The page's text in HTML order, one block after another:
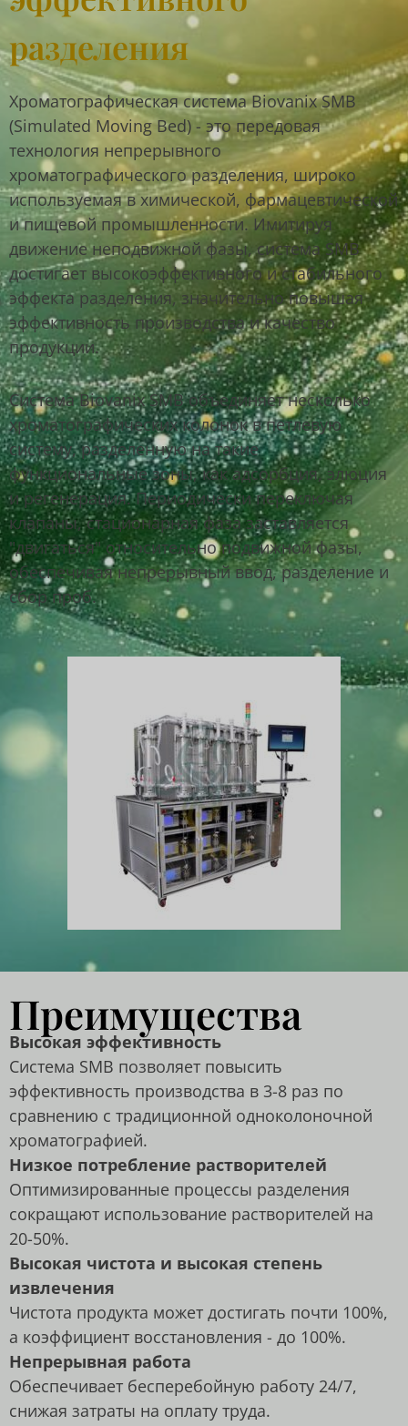
разделения
Хроматографическая система Biovanix SMB
(Simulated Moving Bed) - это передовая
технология непрерывного
хроматографического разделения, широко
используемая в химической, фармацевтической
и пищевой промышленности. Имитируя
движение неподвижной фазы, система SMB
достигает высокоэффективного и стабильного
эффекта разделения, значительно повышая
эффективность производства и качество
продукции.
Система Biovanix SMB объединяет несколько
хроматографических колонок в петлевую
систему, разделенную на такие
функциональные зоны, как адсорбция, элюция
и регенерация. Периодически переключая
клапаны, стационарная фаза заставляется
"двигаться" относительно подвижной фазы,
обеспечивая непрерывный ввод, разделение и
сбор проб.
Преимущества
Высокая эффективность
Система SMB позволяет повысить
эффективность производства в 3-8 раз по
сравнению с традиционной одноколоночной
хроматографией.
Низкое потребление растворителей
Оптимизированные процессы разделения
сокращают использование растворителей на
20-50%.
Высокая чистота и высокая степень
извлечения
Чистота продукта может достигать почти 100%,
а коэффициент восстановления - до 100%.
Непрерывная работа
Обеспечивает бесперебойную работу 24/7,
снижая затраты на оплату труда.